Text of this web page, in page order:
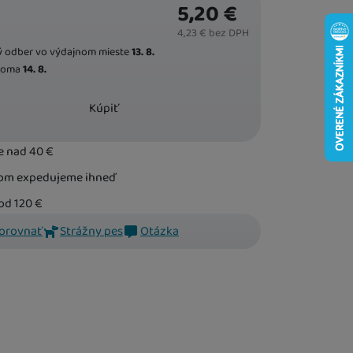
DARČEKY NA VEĽKÚ NOC
odber vo výdajnom mieste13. 8.
14. 8.
5,20€
4,23€ bez DPH
Kúpiť
nad 40€
expedujeme ihneď
120€
Strážny pes Otázka